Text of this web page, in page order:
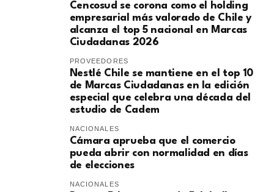
Cencosud se corona como el holding
empresarial más valorado de Chile y
alcanza el top 5 nacional en Marcas
Ciudadanas 2026
PROVEEDORES
Nestlé Chile se mantiene en el top 10
de Marcas Ciudadanas en la edición
especial que celebra una década del
estudio de Cadem
NACIONALES
Cámara aprueba que el comercio
pueda abrir con normalidad en días
de elecciones
NACIONALES